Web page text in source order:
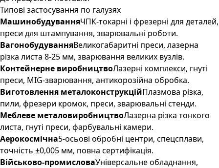
Типові застосування по галузях
МашинобудуванняЧПК-токарні і фрезерні для деталей,
преси для штампування, зварювальні роботи.
ВагонобудуванняВеликогабаритні преси, лазерна
різка листа 8-25 мм, зварювання великих вузлів.
Контейнерне виробництвоЛазерні комплекси, гнуті
преси, MIG-зварювання, антикорозійна обробка.
Виготовлення металоконструкційПлазмова різка,
пили, фрезери кромок, преси, зварювальні стенди.
Меблеве металовиробництвоЛазерна різка тонкого
листа, гнуті преси, фарбувальні камери.
Аерокосмічна5-осьові обробні центри, спецсплави,
точність ±0,005 мм, повна сертифікація.
Військово-промисловаУніверсальне обладнання,